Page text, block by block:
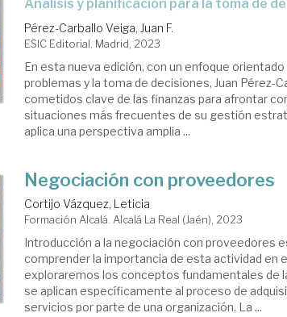
análisis y planificación para la toma de
Pérez-Carballo Veiga, Juan F.
ESIC Editorial. Madrid, 2023
En esta nueva edición, con un enfoque orientado
problemas y la toma de decisiones, Juan Pérez-
cometidos clave de las finanzas para afrontar
situaciones más frecuentes de su gestión
aplica una perspectiva amplia ...
Negociación con proveedores
Cortijo Vázquez, Leticia
Formación Alcalá. Alcalá La Real (Jaén), 2023
Introducción a la negociación con proveedores
comprender la importancia de esta actividad en
exploraremos los conceptos fundamentales de
se aplican específicamente al proceso de
servicios por parte de una organización. La ...